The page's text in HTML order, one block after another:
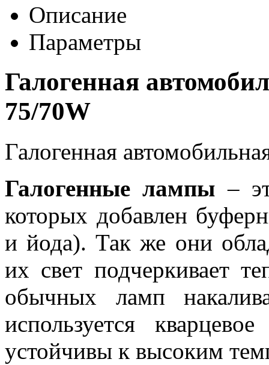
Описание
Параметры
Галогенная
75/70W
Галогенная
Галогенные лампы –
которых добавлен
и йода). Так же они
их свет подчеркивает
обычных ламп
используется
устойчивы к высоким